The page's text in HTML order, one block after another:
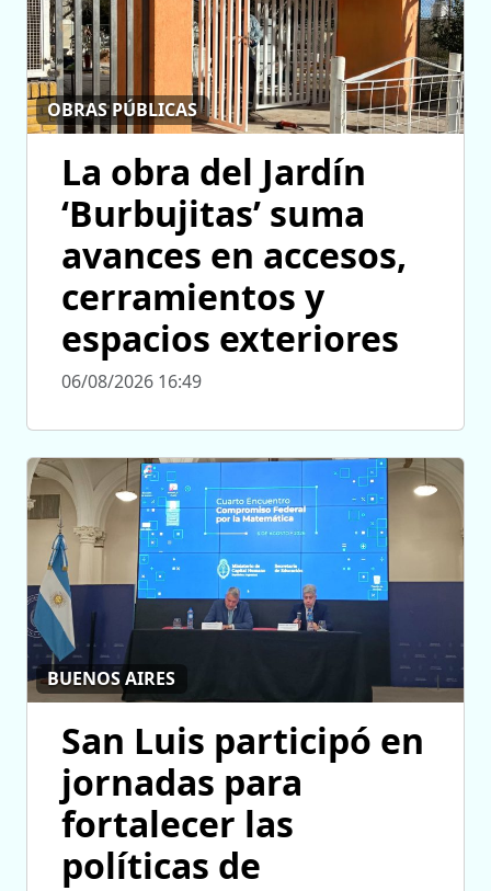
OBRAS PÚBLICAS
La obra del Jardín
‘Burbujitas’ suma
avances en accesos,
cerramientos y
espacios exteriores
06/08/2026 16:49
BUENOS AIRES
San Luis participó en
jornadas para
fortalecer las
políticas de